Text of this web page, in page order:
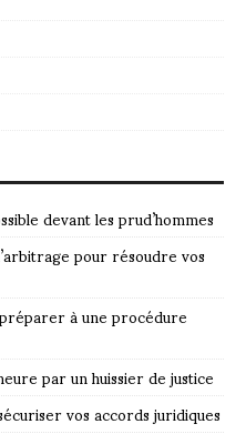
devant les prud’hommes
pour résoudre vos
à une procédure
par un huissier de justice
vos accords juridiques